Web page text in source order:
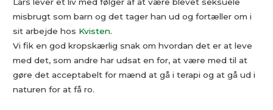
Lars lever et liv med følger af at være blevet seksuele
misbrugt som barn og det tager han ud og fortæller om i
sit arbejde hos Kvisten.
Vi fik en god kropskærlig snak om hvordan det er at leve
med det, som andre har udsat en for, at være med til at
gøre det acceptabelt for mænd at gå i terapi og at gå ud i
naturen for at få ro.